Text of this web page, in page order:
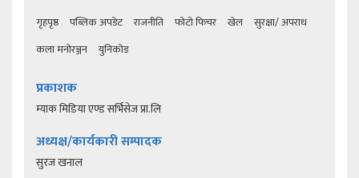
गृहपृष्ठ पब्लिक अपडेट राजनीति फोटो फिचर खेल
सुरक्षा/ अपराध
कला मनोरञ्जन
युनिकोड
प्रकाशक
म्याक मिडिया एण्ड सर्भिसेज प्रा.लि
अध्यक्ष/कार्यकारी सम्पादक
सुरज खनाल